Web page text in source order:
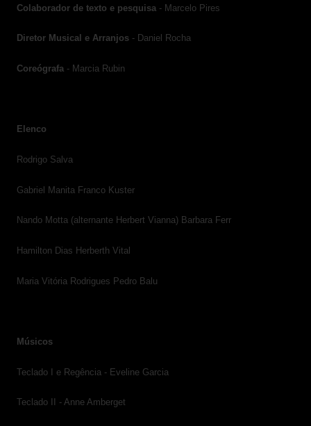
Colaborador de texto e pesquisa - Marcelo Pires
Diretor Musical e Arranjos - Daniel Rocha
Coreógrafa - Marcia Rubin
Elenco
Rodrigo Salva
Gabriel Manita Franco Kuster
Nando Motta (alternante Herbert Vianna) Barbara Ferr
Hamilton Dias Herberth Vital
Maria Vitória Rodrigues Pedro Balu
Músicos
Teclado I e Regência - Eveline Garcia
Teclado II - Anne Amberget